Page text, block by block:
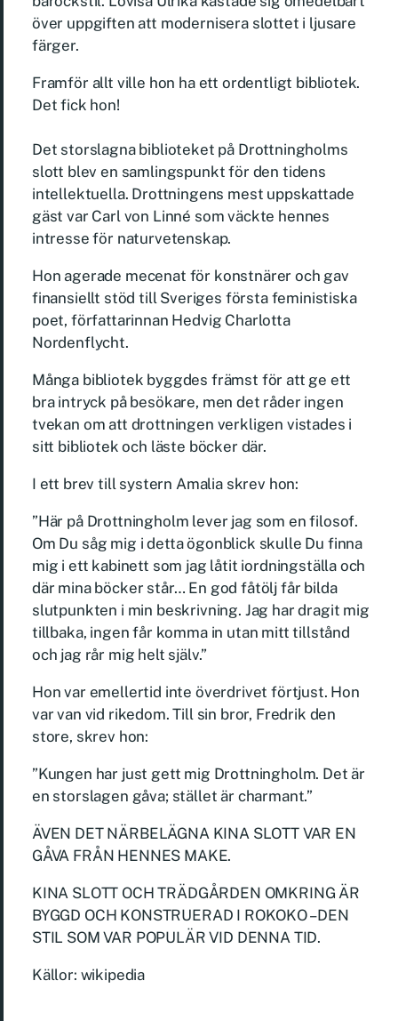
över uppgiften att modernisera slottet i ljusare
färger.
Framför allt ville hon ha ett ordentligt bibliotek.
Det fick hon!
Det storslagna biblioteket på Drottningholms
slott blev en samlingspunkt för den tidens
intellektuella. Drottningens mest uppskattade
gäst var Carl von Linné som väckte hennes
intresse för naturvetenskap.
Hon agerade mecenat för konstnärer och gav
finansiellt stöd till Sveriges första feministiska
poet, författarinnan Hedvig Charlotta
Nordenflycht.
Många bibliotek byggdes främst för att ge ett
bra intryck på besökare, men det råder ingen
tvekan om att drottningen verkligen vistades i
sitt bibliotek och läste böcker där.
I ett brev till systern Amalia skrev hon:
”Här på Drottningholm lever jag som en filosof.
Om Du såg mig i detta ögonblick skulle Du finna
mig i ett kabinett som jag låtit iordningställa och
där mina böcker står… En god fåtölj får bilda
slutpunkten i min beskrivning. Jag har dragit mig
tillbaka, ingen får komma in utan mitt tillstånd
och jag rår mig helt själv.”
Hon var emellertid inte överdrivet förtjust. Hon
var van vid rikedom. Till sin bror, Fredrik den
store, skrev hon:
”Kungen har just gett mig Drottningholm. Det är
en storslagen gåva; stället är charmant.”
ÄVEN DET NÄRBELÄGNA KINA SLOTT VAR EN
GÅVA FRÅN HENNES MAKE.
KINA SLOTT OCH TRÄDGÅRDEN OMKRING ÄR
BYGGD OCH KONSTRUERAD I ROKOKO – DEN
STIL SOM VAR POPULÄR VID DENNA TID.
Källor: wikipedia